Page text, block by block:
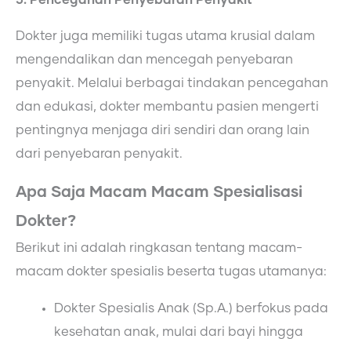
Dokter juga memiliki tugas utama krusial dalam
mengendalikan dan mencegah penyebaran
penyakit. Melalui berbagai tindakan pencegahan
dan edukasi, dokter membantu pasien mengerti
pentingnya menjaga diri sendiri dan orang lain
dari penyebaran penyakit.
Apa Saja Macam Macam Spesialisasi
Dokter?
Berikut ini adalah ringkasan tentang macam-
macam dokter spesialis beserta tugas utamanya:
Dokter Spesialis Anak (Sp.A.) berfokus pada
kesehatan anak, mulai dari bayi hingga